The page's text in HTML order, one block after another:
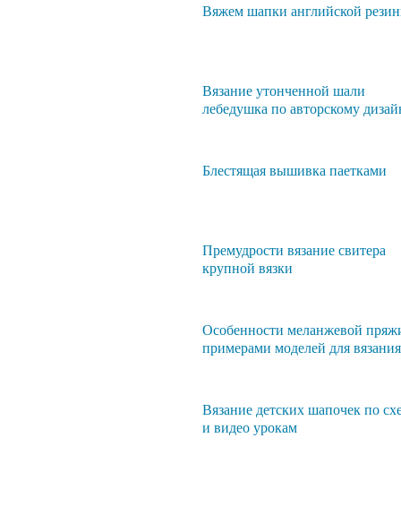
Вяжем шапки английской
Вязание утонченной шали
лебедушка по авторскому
Блестящая вышивка паетками
Премудрости вязание свитера
крупной вязки
Особенности меланжевой
примерами моделей для вязания
Вязание детских шапочек по
и видео урокам